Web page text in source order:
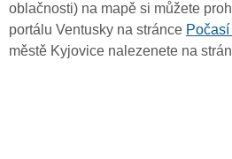
oblačnosti) na mapě si můžete
portálu Ventusky na stránce
městě Kyjovice nalezenete na